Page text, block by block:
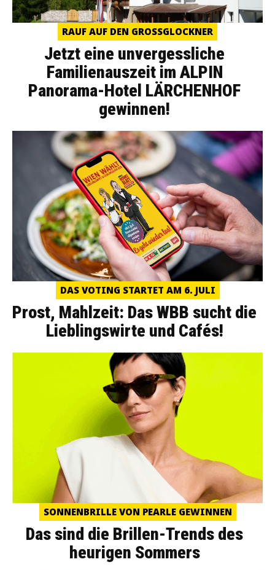
RAUF AUF DEN GROSSGLOCKNER
Jetzt eine unvergessliche
Familienauszeit im ALPIN
Panorama-Hotel LÄRCHENHOF
gewinnen!
DAS VOTING STARTET AM 6. JULI
Prost, Mahlzeit: Das WBB sucht die
Lieblingswirte und Cafés!
SONNENBRILLE VON PEARLE GEWINNEN
Das sind die Brillen-Trends des
heurigen Sommers